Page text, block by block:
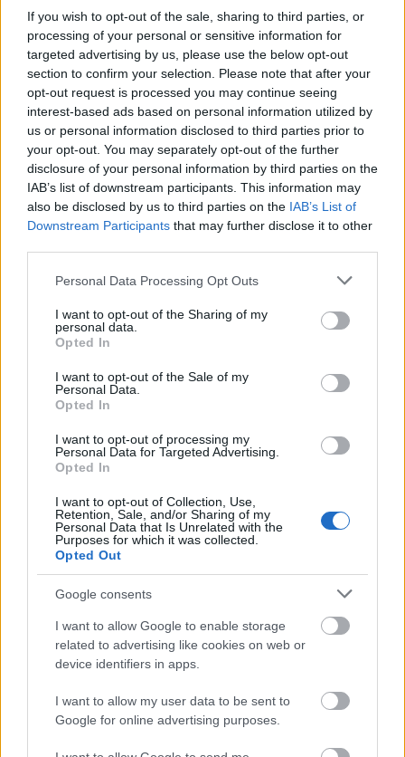
If you wish to opt-out of the sale, sharing to third parties, or
processing of your personal or sensitive information for
targeted advertising by us, please use the below opt-out
section to confirm your selection. Please note that after your
opt-out request is processed you may continue seeing
interest-based ads based on personal information utilized by
us or personal information disclosed to third parties prior to
your opt-out. You may separately opt-out of the further
disclosure of your personal information by third parties on the
IAB’s list of downstream participants. This information may
also be disclosed by us to third parties on the IAB’s List of
Downstream Participants that may further disclose it to other
Please note that this website/app uses one or more Google
not limited to your visit or usage behaviour. You may click to
grant or deny consent to Google and its third-party tags to
use your data for below specified purposes in below Google
consent section.
Personal Data Processing Opt Outs
I want to opt-out of the Sharing of my
personal data.
Opted In
I want to opt-out of the Sale of my
Personal Data.
Opted In
I want to opt-out of processing my
Personal Data for Targeted Advertising.
Opted In
I want to opt-out of Collection, Use,
Retention, Sale, and/or Sharing of my
Personal Data that Is Unrelated with the
Purposes for which it was collected.
Opted Out
Google consents
I want to allow Google to enable storage
related to advertising like cookies on web or
device identifiers in apps.
I want to allow my user data to be sent to
Google for online advertising purposes.
helyszínen sokat agyaltunk, majd végül beugrott a
salföldi Pálos Kolostor, ahol egy családi balatoni
kiruccanás alkalmával jártunk nem is olyan
rég. Mindenképp valami romos helyszínt akart a
zenekar, a Pálos rom meg még ráadásul gótikus is,
aminek külön örültünk.
A főszereplő Bús Teodóra, akit a saját maga által
tervezett ruhákban lehet látni, és akit egyik
barátunk, Sustik Kriszta, az előző klipünk stylistja
ajánlott figyelmünkbe. Egy tipikus mai depis lányt
alakit, aki sokat gyötrődik, majd végül olyan helyen
talál megoldást, ami a komfortzónáján kívül esik, és
elsőre tán veszélyesnek is tűnik. Persze mindez
Mi lesz az eddigi eléggé hézagos zenekari
jelentkezésekkel a jövőben?
Ami a jövőt illeti, felmerült egy album felvételének
terve is. Új dalok biztosan lesznek, lehet, kicsit
sűrűbben, mint eddig. Koncertdátumaink azonban
egyelőre nincsenek, de amint lesznek, a Facebook-
oldalunkon közzé fogjuk tenni őket.
Nincs más hátra, nézzétek és hallgassátok!